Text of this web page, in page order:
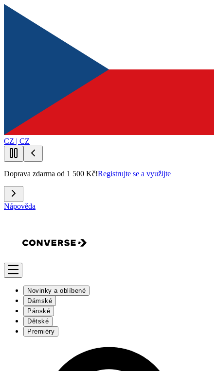
CZ | CZ
Doprava zdarma od 1 500 Kč!Registrujte se a využijte
Nápověda
Novinky a oblíbené
Dámské
Pánské
Dětské
Premiéry